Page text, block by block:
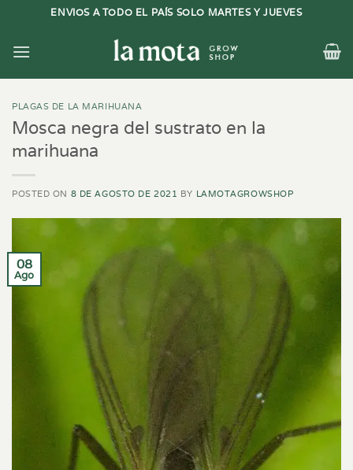
contenido
ENVIOS A TODO EL PAÍS SOLO MARTES Y JUEVES
PLAGAS DE LA MARIHUANA
Mosca negra del sustrato en la
marihuana
POSTED ON 8 DE AGOSTO DE 2021 BY LAMOTAGROWSHOP
08
Ago